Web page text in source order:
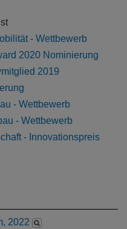
- Wettbewerb
2020 Nominierung
2019
- Wettbewerb
- Wettbewerb
- Innovationspreis
2022